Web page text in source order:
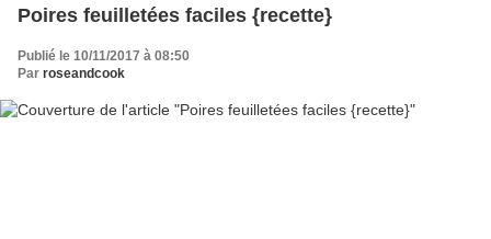
Poires feuilletées faciles {recette}
Publié le 10/11/2017 à 08:50
Par roseandcook